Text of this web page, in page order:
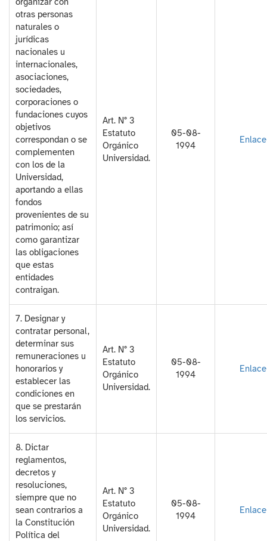
otras personas
naturales o
jurídicas
nacionales u
internacionales,
asociaciones,
sociedades,
corporaciones o
fundaciones cuyos
objetivos
correspondan o se
complementen
con los de la
Universidad,
aportando a ellas
fondos
provenientes de su
patrimonio; así
como garantizar
las obligaciones
que estas
entidades
contraigan.
Art. N° 3
Estatuto
Orgánico
Universidad.
05-08-
1994
Enlace
7. Designar y
contratar personal,
determinar sus
remuneraciones u
honorarios y
establecer las
condiciones en
que se prestarán
los servicios.
Art. N° 3
Estatuto
Orgánico
Universidad.
05-08-
1994
Enlace
8. Dictar
reglamentos,
decretos y
resoluciones,
siempre que no
sean contrarios a
la Constitución
Política del
Art. N° 3
Estatuto
Orgánico
Universidad.
05-08-
1994
Enlace